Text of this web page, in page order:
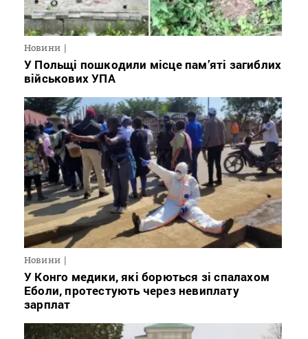
Новини
У Польщі пошкодили місце пам’яті загиблих
військових УПА
Новини
У Конго медики, які борються зі спалахом
Еболи, протестують через невиплату
зарплат